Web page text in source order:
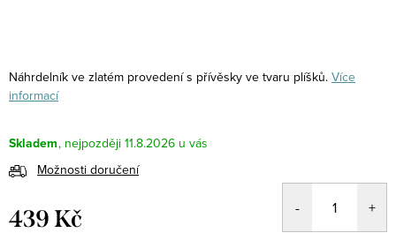
Náhrdelník ve zlatém provedení s přívěsky ve tvaru plíšků. Více
informací
Skladem
11.8.2026
Možnosti doručení
439 Kč